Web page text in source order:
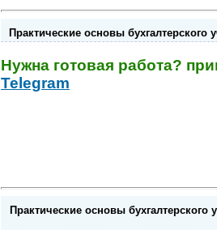
Практические основы
Нужна готовая работа?
Telegram
Практические основы